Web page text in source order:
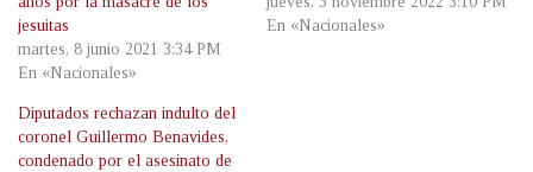
jesuitas
martes, 8 junio 2021 3:34 PM
En «Nacionales»
En «Nacionales»
Diputados rechazan indulto del
coronel Guillermo Benavides,
condenado por el asesinato de